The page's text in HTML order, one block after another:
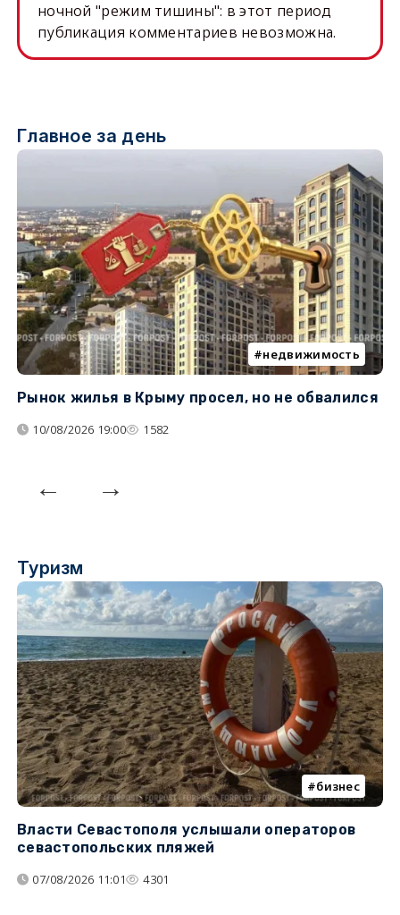
ночной "режим тишины": в этот период
публикация комментариев невозможна.
Главное за день
недвижимость
Рынок жилья в Крыму просел, но не обвалился
10/08/2026 19:00 1582
Туризм
бизнес
Власти Севастополя услышали операторов
севастопольских пляжей
07/08/2026 11:01 4301